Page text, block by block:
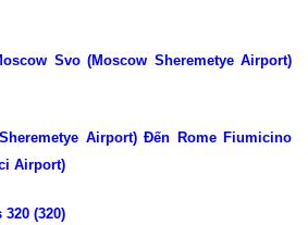
Svo (Moscow Sheremetye Airport)
Airport) Đến Rome Fiumicino
Airport)
(320)